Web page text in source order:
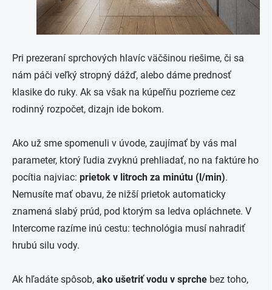
Pri prezeraní sprchových hlavíc väčšinou riešime, či sa
nám páči veľký stropný dážď, alebo dáme prednosť
klasike do ruky. Ak sa však na kúpeľňu pozrieme cez
rodinný rozpočet, dizajn ide bokom.
Ako už sme spomenuli v úvode, zaujímať by vás mal
parameter, ktorý ľudia zvyknú prehliadať, no na faktúre ho
pocítia najviac: prietok v litroch za minútu (l/min).
Nemusíte mať obavu, že nižší prietok automaticky
znamená slabý prúd, pod ktorým sa ledva opláchnete. V
Intercome razíme inú cestu: technológia musí nahradiť
hrubú silu vody.
Ak hľadáte spôsob, ako ušetriť vodu v sprche bez toho,